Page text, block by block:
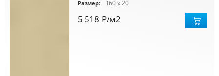
Размер: 160 x 20
5 518 Р/м2